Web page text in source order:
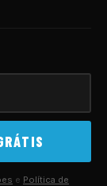
e Política de